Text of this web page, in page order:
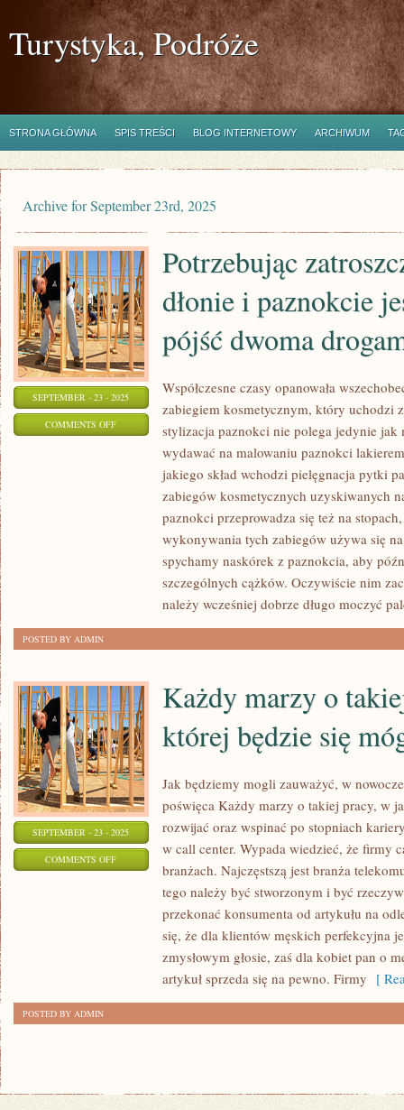
Turystyka, Podróże
STRONA GŁÓWNA SPIS TREŚCI BLOG INTERNETOWY ARCHIWUM
Archive for September 23rd, 2025
SEPTEMBER - 23 - 2025
COMMENTS OFFON
ZATROSZCZYĆ
PAZNOKCIE
JESTEŚMY
W
PÓJŚĆ
DWOMA
DROGAMI
Potrzebując
dłonie i paznokcie
pójść dwoma
Współczesne czasy opanowała
zabiegiem kosmetycznym, który uchodzi
stylizacja paznokci nie polega jedynie jak
wydawać na malowaniu paznokci
jakiego skład wchodzi pielęgnacja pytki
zabiegów kosmetycznych uzyskiwanych
paznokci przeprowadza się też na
wykonywania tych zabiegów używa się
spychamy naskórek z paznokcia, aby
szczególnych cążków. Oczywiście nim
należy wcześniej dobrze długo moczyć
POSTED BY ADMIN
SEPTEMBER - 23 - 2025
COMMENTS OFFON
Każdy marzy o
której będzie się
Jak będziemy mogli zauważyć, w
poświęca Każdy marzy o takiej pracy, w
rozwijać oraz wspinać po stopniach
w call center. Wypada wiedzieć, że firmy
branżach. Najczęstszą jest branża
tego należy być stworzonym i być
przekonać konsumenta od artykułu na
się, że dla klientów męskich perfekcyjna
zmysłowym głosie, zaś dla kobiet pan o
artykuł sprzeda się na pewno. Firmy [
POSTED BY ADMIN